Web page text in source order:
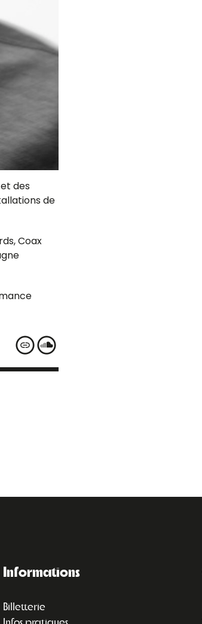
et des
de
Coax
Informations
Billetterie